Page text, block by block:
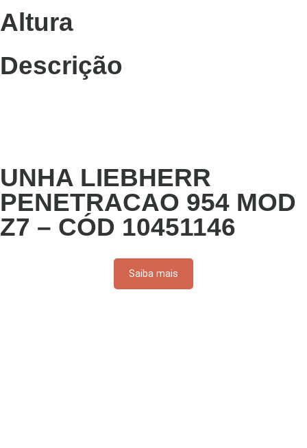
Altura
Descrição
UNHA LIEBHERR
PENETRACAO 954 MOD
Z7 – CÓD 10451146
Saiba mais